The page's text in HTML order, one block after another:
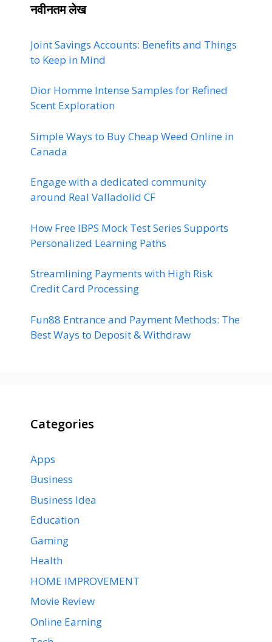
नवीनतम लेख
Joint Savings Accounts: Benefits and Things
to Keep in Mind
Dior Homme Intense Samples for Refined
Scent Exploration
Simple Ways to Buy Cheap Weed Online in
Canada
Engage with a dedicated community
around Real Valladolid CF
How Free IBPS Mock Test Series Supports
Personalized Learning Paths
Streamlining Payments with High Risk
Credit Card Processing
Fun88 Entrance and Payment Methods: The
Best Ways to Deposit & Withdraw
Categories
Apps
Business
Business Idea
Education
Gaming
Health
HOME IMPROVEMENT
Movie Review
Online Earning